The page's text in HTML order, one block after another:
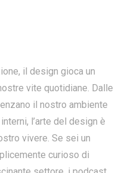
il design gioca un
vite quotidiane. Dalle
il nostro ambiente
l’arte del design è
vivere. Se sei un
curioso di